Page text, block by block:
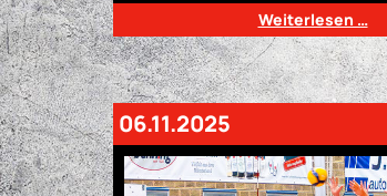
Weiterlesen …
06.11.2025